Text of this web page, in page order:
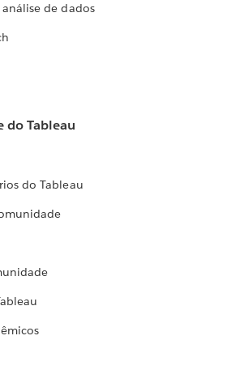
de dados
do Tableau
do Tableau